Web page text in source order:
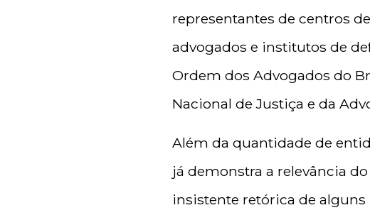
representantes de centros
advogados e institutos de
Ordem dos Advogados do
Nacional de Justiça e da
Além da quantidade de
já demonstra a relevância
insistente retórica de